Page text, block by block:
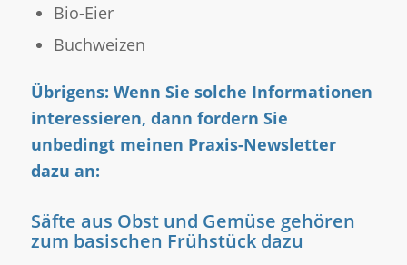
Bio-Eier
Buchweizen
Übrigens: Wenn Sie solche Informationen
interessieren, dann fordern Sie
unbedingt meinen Praxis-Newsletter
dazu an:
Säfte aus Obst und Gemüse gehören
zum basischen Frühstück dazu